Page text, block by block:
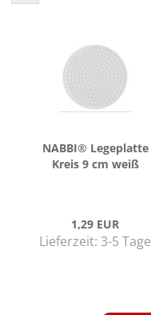
NABBI® Le­ge­plat­te
Kreis 9 cm weiß
1,29 EUR
Lieferzeit: 3-5 Tage